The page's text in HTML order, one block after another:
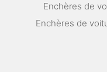
Enchères de
Enchères de